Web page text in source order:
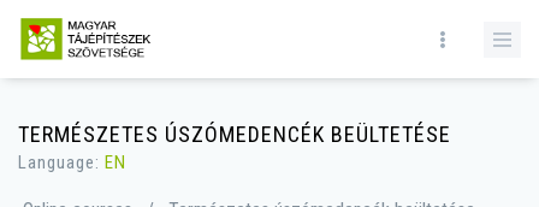
TERMÉSZETES ÚSZÓMEDENCÉK BEÜLTETÉSE
Language: EN